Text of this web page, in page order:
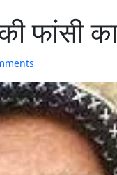
फांसी का
o
उ
म
र
अ